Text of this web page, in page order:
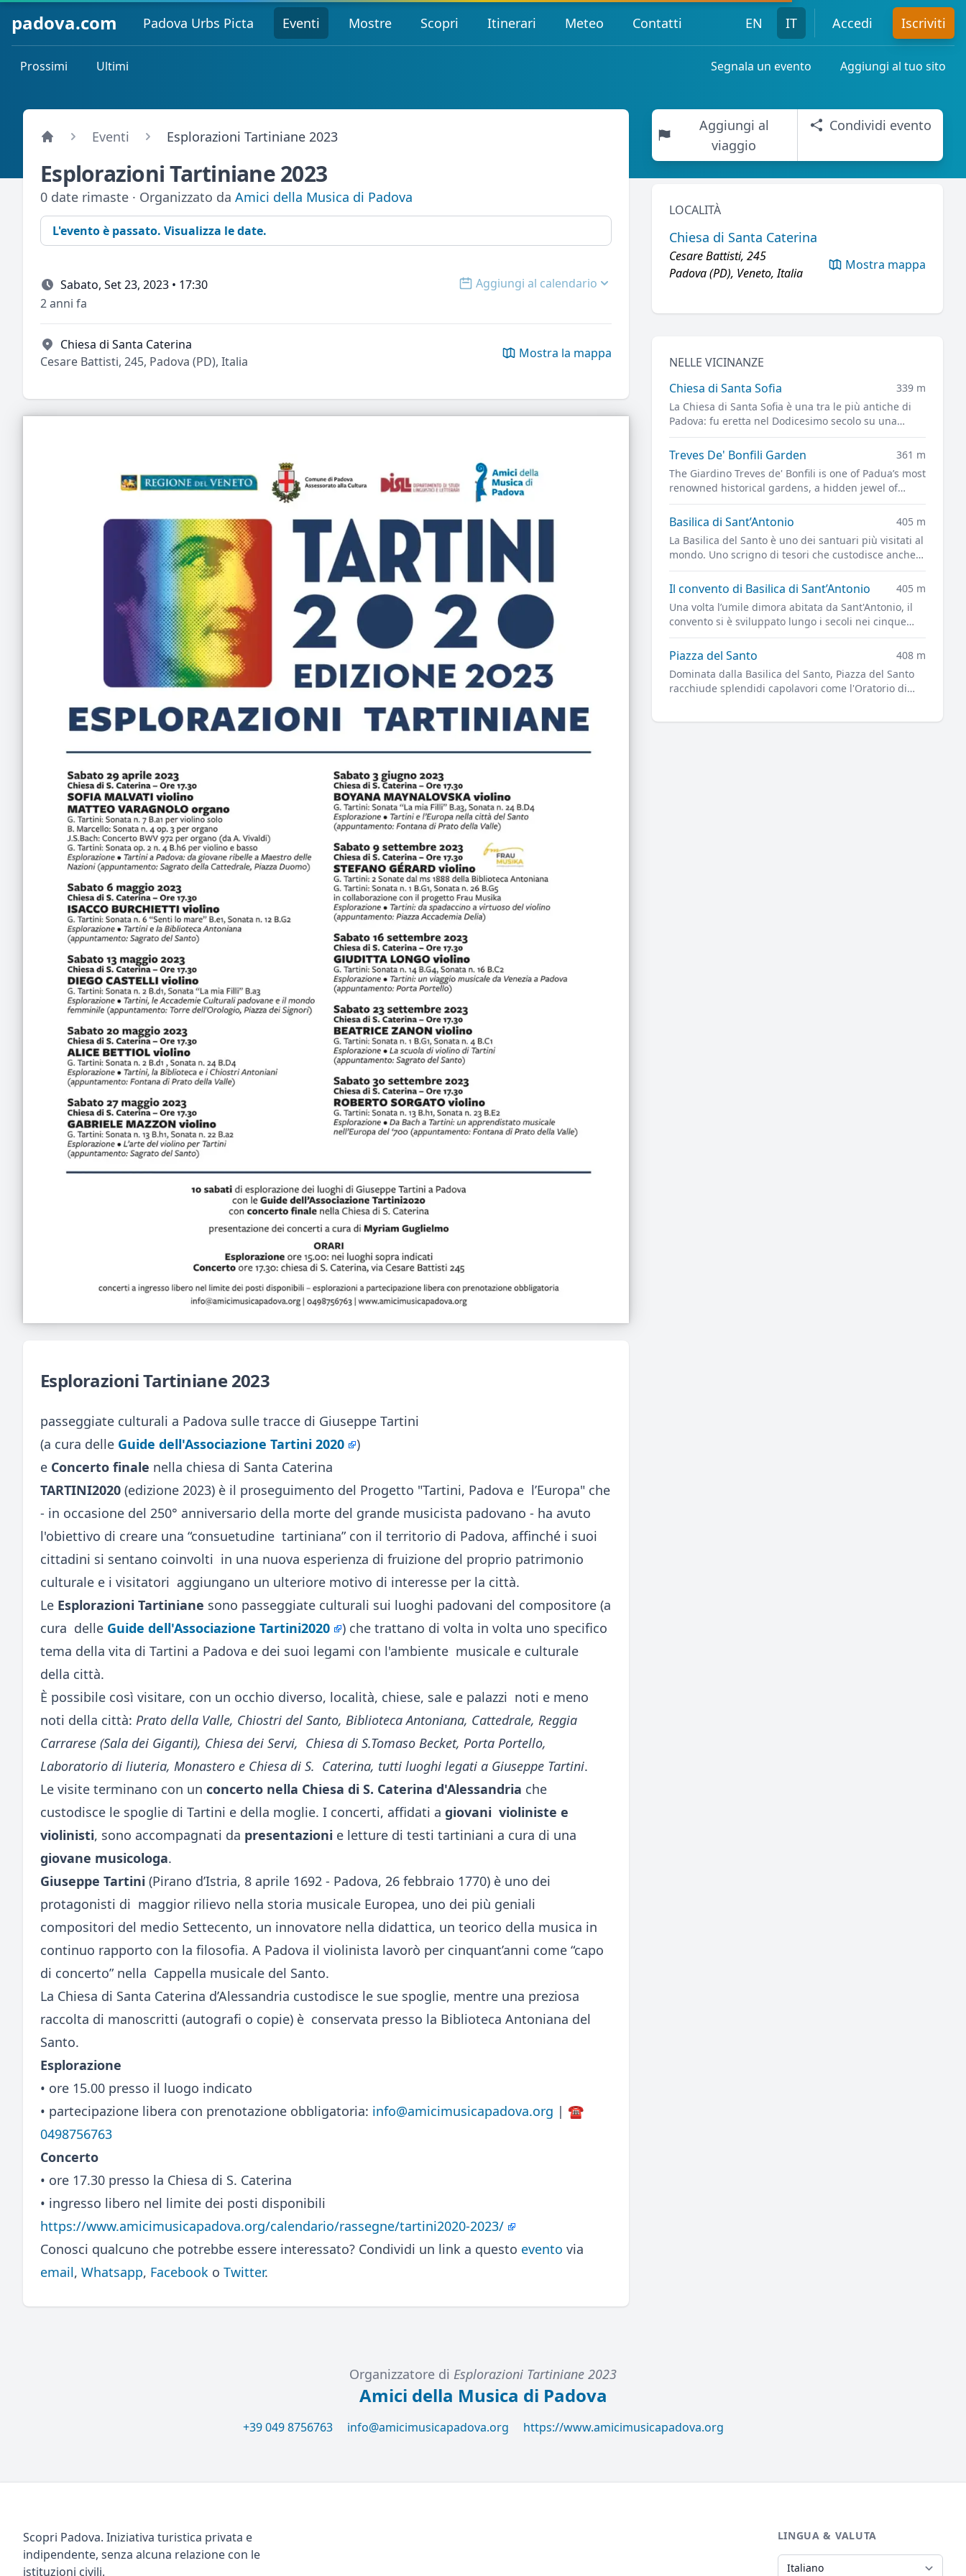
padova.com Padova Urbs Picta Eventi Mostre Scopri Itinerari Meteo Contatti EN IT Accedi Iscriviti
Prossimi Ultimi Segnala un evento Aggiungi al tuo sito
Eventi Esplorazioni Tartiniane 2023
Esplorazioni Tartiniane 2023
0 date rimaste · Organizzato da Amici della Musica di Padova
L'evento è passato. Visualizza le date.
Sabato, Set 23, 2023 • 17:30 Open options
Aggiungi al calendario
2 anni fa
Chiesa di Santa Caterina
Cesare Battisti, 245, Padova (PD), Italia
Mostra la mappa
Esplorazioni Tartiniane 2023
passeggiate culturali a Padova sulle tracce di Giuseppe Tartini
(a cura delle Guide dell'Associazione Tartini 2020
)
e Concerto finale nella chiesa di Santa Caterina
TARTINI2020 (edizione 2023) è il proseguimento del Progetto "Tartini, Padova e l’Europa" che
- in occasione del 250° anniversario della morte del grande musicista padovano - ha avuto
l'obiettivo di creare una “consuetudine tartiniana” con il territorio di Padova, affinché i suoi
cittadini si sentano coinvolti in una nuova esperienza di fruizione del proprio patrimonio
culturale e i visitatori aggiungano un ulteriore motivo di interesse per la città.
Le Esplorazioni Tartiniane sono passeggiate culturali sui luoghi padovani del compositore (a
cura delle Guide dell'Associazione Tartini2020
) che trattano di volta in volta uno specifico
tema della vita di Tartini a Padova e dei suoi legami con l'ambiente musicale e culturale
della città.
È possibile così visitare, con un occhio diverso, località, chiese, sale e palazzi noti e meno
noti della città: Prato della Valle, Chiostri del Santo, Biblioteca Antoniana, Cattedrale, Reggia
Carrarese (Sala dei Giganti), Chiesa dei Servi, Chiesa di S.Tomaso Becket, Porta Portello,
Laboratorio di liuteria, Monastero e Chiesa di S. Caterina, tutti luoghi legati a Giuseppe Tartini.
Le visite terminano con un concerto nella Chiesa di S. Caterina d'Alessandria che
custodisce le spoglie di Tartini e della moglie. I concerti, affidati a giovani violiniste e
violinisti, sono accompagnati da presentazioni e letture di testi tartiniani a cura di una
giovane musicologa.
Giuseppe Tartini (Pirano d’Istria, 8 aprile 1692 - Padova, 26 febbraio 1770) è uno dei
protagonisti di maggior rilievo nella storia musicale Europea, uno dei più geniali
compositori del medio Settecento, un innovatore nella didattica, un teorico della musica in
continuo rapporto con la filosofia. A Padova il violinista lavorò per cinquant’anni come “capo
di concerto” nella Cappella musicale del Santo.
La Chiesa di Santa Caterina d’Alessandria custodisce le sue spoglie, mentre una preziosa
raccolta di manoscritti (autografi o copie) è conservata presso la Biblioteca Antoniana del
Santo.
Esplorazione
• ore 15.00 presso il luogo indicato
• partecipazione libera con prenotazione obbligatoria: info@amicimusicapadova.org | ☎️
0498756763
Concerto
• ore 17.30 presso la Chiesa di S. Caterina
• ingresso libero nel limite dei posti disponibili
https://www.amicimusicapadova.org/calendario/rassegne/tartini2020-2023/
Conosci qualcuno che potrebbe essere interessato? Condividi un link a questo evento via
email, Whatsapp, Facebook o Twitter.
Aggiungi al
viaggio
Condividi evento
LOCALITÀ
Chiesa di Santa Caterina
Cesare Battisti, 245
Padova (PD), Veneto, Italia
Mostra mappa
NELLE VICINANZE
Chiesa di Santa Sofia
339 m
La Chiesa di Santa Sofia è una tra le più antiche di
Padova: fu eretta nel Dodicesimo secolo su una
struttura più antica, probabilmente un tempio
dedicato al dio persiano Mitra.
Treves De' Bonfili Garden
361 m
The Giardino Treves de' Bonfili is one of Padua’s most
renowned historical gardens, a hidden jewel of
architectural and landscape creation by Giuseppe
Jappelli.
Basilica di Sant’Antonio
405 m
La Basilica del Santo è uno dei santuari più visitati al
mondo. Uno scrigno di tesori che custodisce anche
le spoglie di Sant'Antonio di Padova, il Santo per
antonomasia.
Il convento di Basilica di Sant’Antonio
405 m
Una volta l’umile dimora abitata da Sant'Antonio, il
convento si è sviluppato lungo i secoli nei cinque
splendidi chiostri posti sul lato meridionale della
Basilica
Piazza del Santo
408 m
Dominata dalla Basilica del Santo, Piazza del Santo
racchiude splendidi capolavori come l'Oratorio di
Organizzatore di Esplorazioni Tartiniane 2023
Amici della Musica di Padova
+39 049 8756763 info@amicimusicapadova.org https://www.amicimusicapadova.org
Scopri Padova. Iniziativa turistica privata e
indipendente, senza alcuna relazione con le
istituzioni civili.
LINGUA & VALUTA
Lingua